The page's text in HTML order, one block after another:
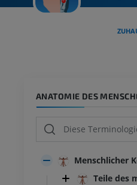
ANATOMIE DES
Menschlicher
Teile des